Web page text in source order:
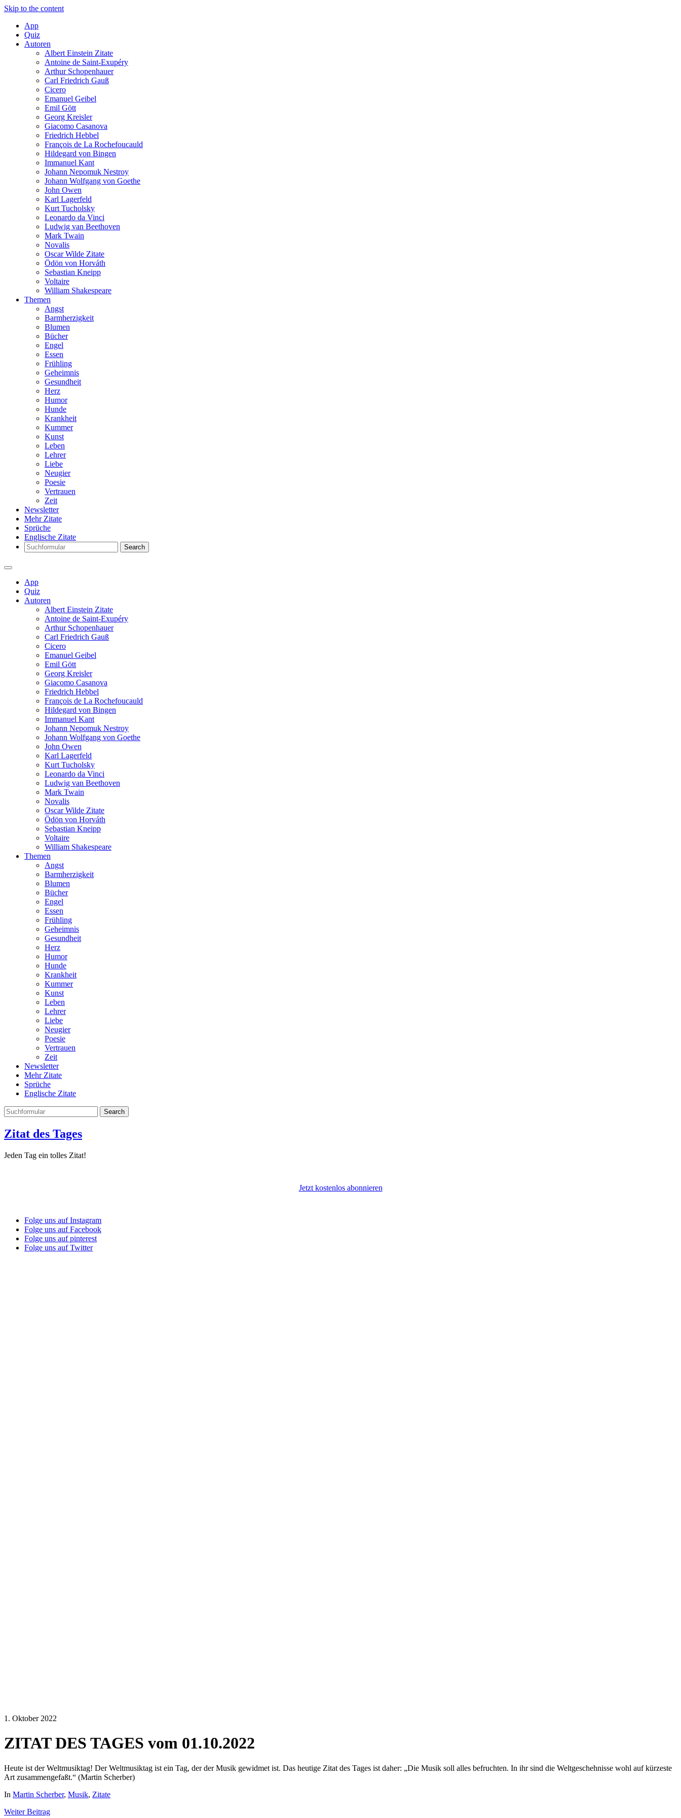
Skip to the content
App
Quiz
Autoren
Albert Einstein Zitate
Antoine de Saint-Exupéry
Arthur Schopenhauer
Carl Friedrich Gauß
Cicero
Emanuel Geibel
Emil Gött
Georg Kreisler
Giacomo Casanova
Friedrich Hebbel
François de La Rochefoucauld
Hildegard von Bingen
Immanuel Kant
Johann Nepomuk Nestroy
Johann Wolfgang von Goethe
John Owen
Karl Lagerfeld
Kurt Tucholsky
Leonardo da Vinci
Ludwig van Beethoven
Mark Twain
Novalis
Oscar Wilde Zitate
Ödön von Horváth
Sebastian Kneipp
Voltaire
William Shakespeare
Themen
Angst
Barmherzigkeit
Blumen
Bücher
Engel
Essen
Frühling
Geheimnis
Gesundheit
Herz
Humor
Hunde
Krankheit
Kummer
Kunst
Leben
Lehrer
Liebe
Neugier
Poesie
Vertrauen
Zeit
Newsletter
Mehr Zitate
Sprüche
Englische Zitate
Search
App
Quiz
Autoren
Albert Einstein Zitate
Antoine de Saint-Exupéry
Arthur Schopenhauer
Carl Friedrich Gauß
Cicero
Emanuel Geibel
Emil Gött
Georg Kreisler
Giacomo Casanova
Friedrich Hebbel
François de La Rochefoucauld
Hildegard von Bingen
Immanuel Kant
Johann Nepomuk Nestroy
Johann Wolfgang von Goethe
John Owen
Karl Lagerfeld
Kurt Tucholsky
Leonardo da Vinci
Ludwig van Beethoven
Mark Twain
Novalis
Oscar Wilde Zitate
Ödön von Horváth
Sebastian Kneipp
Voltaire
William Shakespeare
Themen
Angst
Barmherzigkeit
Blumen
Bücher
Engel
Essen
Frühling
Geheimnis
Gesundheit
Herz
Humor
Hunde
Krankheit
Kummer
Kunst
Leben
Lehrer
Liebe
Neugier
Poesie
Vertrauen
Zeit
Newsletter
Mehr Zitate
Sprüche
Englische Zitate
Search
Zitat des Tages
Jeden Tag ein tolles Zitat!
Jetzt kostenlos abonnieren
Folge uns auf Instagram
Folge uns auf Facebook
Folge uns auf pinterest
Folge uns auf Twitter
1. Oktober 2022
ZITAT DES TAGES vom 01.10.2022
Heute ist der Weltmusiktag! Der Weltmusiktag ist ein Tag, der der Musik gewidmet ist. Das heutige Zitat des Tages ist daher: „Die Musik soll alles befruchten. In ihr sind die Weltgeschehnisse wohl auf kürzeste
Art zusammengefaßt.“ (Martin Scherber)
In Martin Scherber, Musik, Zitate
WeiterBeitrag